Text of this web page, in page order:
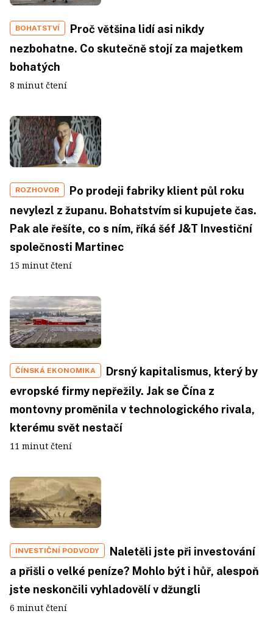
BOHATSTVÍ
Proč většina lidí asi nikdy
nezbohatne. Co skutečně stojí za majetkem
bohatých
8 minut čtení
ROZHOVOR
Po prodeji fabriky klient půl roku
nevylezl z županu. Bohatstvím si kupujete čas.
Pak ale řešíte, co s ním, říká šéf J&T Investiční
společnosti Martinec
15 minut čtení
ČÍNSKÁ EKONOMIKA
Drsný kapitalismus, který by
evropské firmy nepřežily. Jak se Čína z
montovny proměnila v technologického rivala,
kterému svět nestačí
11 minut čtení
INVESTIČNÍ PODVODY
Naletěli jste při investování
a přišli o velké peníze? Mohlo být i hůř, alespoň
jste neskončili vyhladovělí v džungli
6 minut čtení